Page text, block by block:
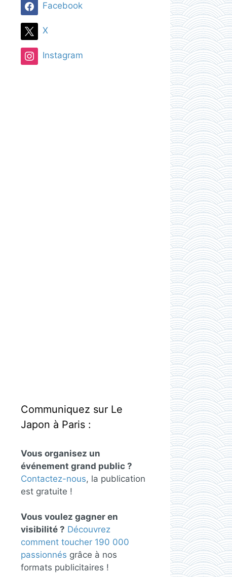
Facebook
X
Instagram
Communiquez sur Le
Japon à Paris :
Vous organisez un
événement grand public ?
Contactez-nous, la publication
est gratuite !
Vous voulez gagner en
visibilité ? Découvrez
comment toucher 190 000
passionnés grâce à nos
formats publicitaires !